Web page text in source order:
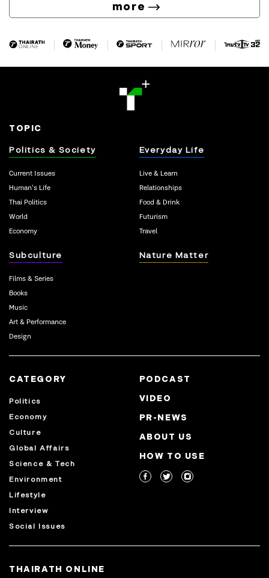
more
TOPIC
Politics & Society
Current Issues
Human’s Life
Thai Politics
World
Economy
Everyday Life
Live & Learn
Relationships
Food & Drink
Futurism
Travel
Subculture
Films & Series
Books
Music
Art & Performance
Design
Nature Matter
CATEGORY
Politics
Economy
Culture
Global Affairs
Science & Tech
Environment
Lifestyle
Interview
Social Issues
PODCAST
VIDEO
PR-NEWS
ABOUT US
HOW TO USE
THAIRATH ONLINE